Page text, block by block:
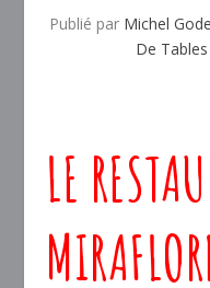
Publié par Michel
De Tables
LE